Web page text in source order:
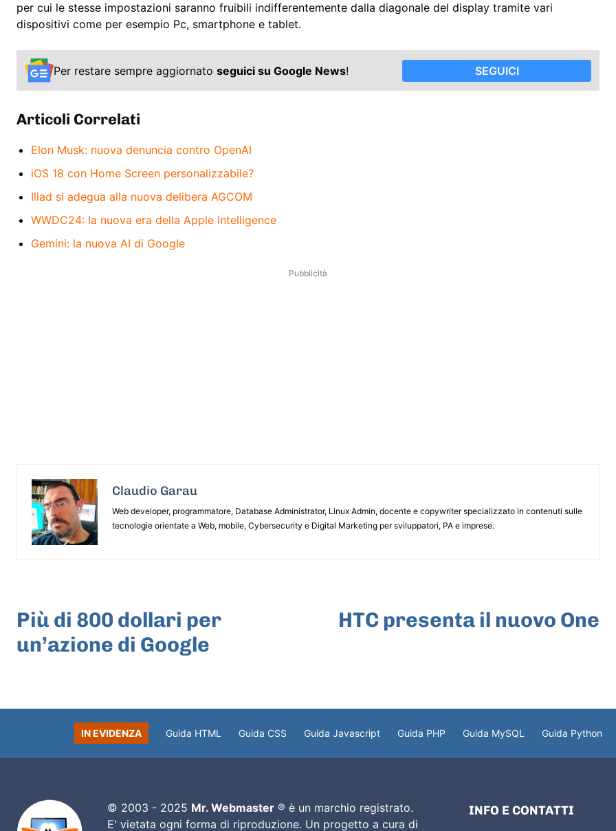
per cui le stesse impostazioni saranno fruibili indifferentemente dalla diagonale del display tramite vari
dispositivi come per esempio Pc, smartphone e tablet.
Per restare sempre aggiornato seguici su Google News! SEGUICI
Articoli Correlati
Elon Musk: nuova denuncia contro OpenAI
iOS 18 con Home Screen personalizzabile?
Iliad si adegua alla nuova delibera AGCOM
WWDC24: la nuova era della Apple Intelligence
Gemini: la nuova AI di Google
Pubblicità
Claudio Garau
Web developer, programmatore, Database Administrator, Linux Admin, docente e copywriter specializzato in contenuti sulle
tecnologie orientate a Web, mobile, Cybersecurity e Digital Marketing per sviluppatori, PA e imprese.
Più di 800 dollari per
un’azione di Google
HTC presenta il nuovo One
IN EVIDENZA Guida HTML Guida CSS Guida Javascript Guida PHP Guida MySQL Guida Python
© 2003 - 2025 Mr. Webmaster® è un marchio registrato.
E' vietata ogni forma di riproduzione. Un progetto a cura di
INFO E CONTATTI